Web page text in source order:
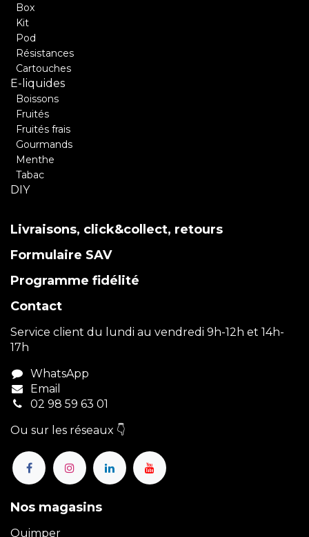
Box
Kit
Pod
Résistances
Cartouches
E-liquides
Boissons
Fruités
Fruités frais
Gourmands
Menthe
Tabac
DIY
Livraisons, click&collect, retours
Formulaire SAV
Programme fidélité
Contact
Service client du lundi au vendredi 9h-12h et 14h-
17h
WhatsApp
Email
02 98 59 63 01
Ou sur les réseaux 👇
Nos magasins
Quimper